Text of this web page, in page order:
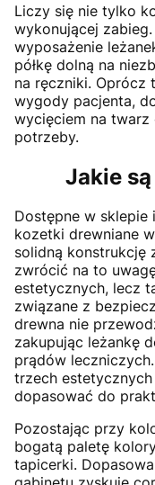
Liczy się nie tylko
wykonującej
wyposażenie
półkę dolną na
na ręczniki. Oprócz
wygody pacjenta,
wycięciem na
potrzeby.
Jakie
Dostępne w sklepie
kozetki drewniane
solidną konstrukcję
zwrócić na to
estetycznych, lecz
związane z
drewna nie
zakupując leżankę
prądów
trzech
dopasować do
Pozostając przy
bogatą paletę
tapicerki.